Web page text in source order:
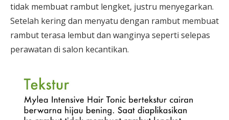
tidak membuat rambut lengket, justru menyegarkan.
Setelah kering dan menyatu dengan rambut membuat
rambut terasa lembut dan wanginya seperti selepas
perawatan di salon kecantikan.